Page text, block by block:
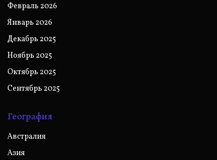
Февраль 2026
Январь 2026
Декабрь 2025
Ноябрь 2025
Октябрь 2025
Сентябрь 2025
География
Австралия
Азия